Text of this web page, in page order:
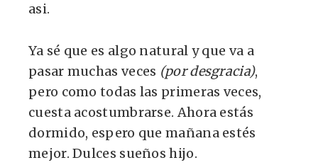
asi.
Ya sé que es algo natural y que va a
pasar muchas veces (por desgracia),
pero como todas las primeras veces,
cuesta acostumbrarse. Ahora estás
dormido, espero que mañana estés
mejor. Dulces sueños hijo.